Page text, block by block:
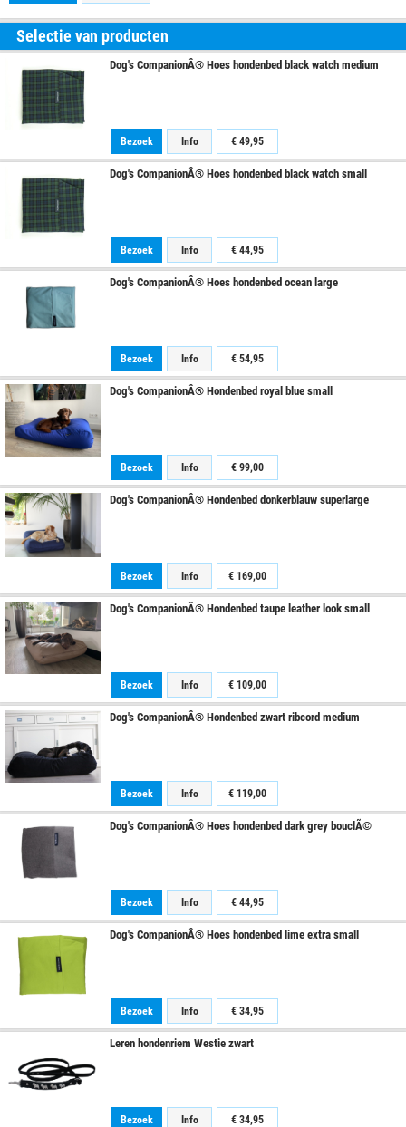
Selectie van producten
Dog's CompanionÂ® Hoes hondenbed black watch medium
Bezoek Info € 49,95
Dog's CompanionÂ® Hoes hondenbed black watch small
Bezoek Info € 44,95
Dog's CompanionÂ® Hoes hondenbed ocean large
Bezoek Info € 54,95
Dog's CompanionÂ® Hondenbed royal blue small
Bezoek Info € 99,00
Dog's CompanionÂ® Hondenbed donkerblauw superlarge
Bezoek Info € 169,00
Dog's CompanionÂ® Hondenbed taupe leather look small
Bezoek Info € 109,00
Dog's CompanionÂ® Hondenbed zwart ribcord medium
Bezoek Info € 119,00
Dog's CompanionÂ® Hoes hondenbed dark grey bouclÃ©
Bezoek Info € 44,95
Dog's CompanionÂ® Hoes hondenbed lime extra small
Bezoek Info € 34,95
Leren hondenriem Westie zwart
Bezoek Info € 34,95